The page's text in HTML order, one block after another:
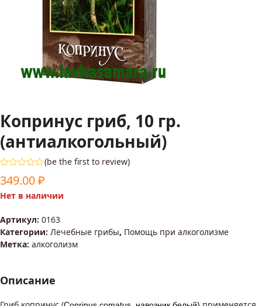
Копринус гриб, 10 гр.
(антиалкогольный)
0
5
(be the first to review)
349.00₽
Нет в наличии
Артикул: 0163
Категории: Лечебные грибы, Помощь при алкоголизме
Метка: алкоголизм
Описание